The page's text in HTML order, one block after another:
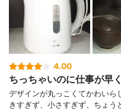
4.00
ちっちゃいのに仕事が早
デザインが丸っこくてかわいら
きすぎず、小さすぎず、ちょ